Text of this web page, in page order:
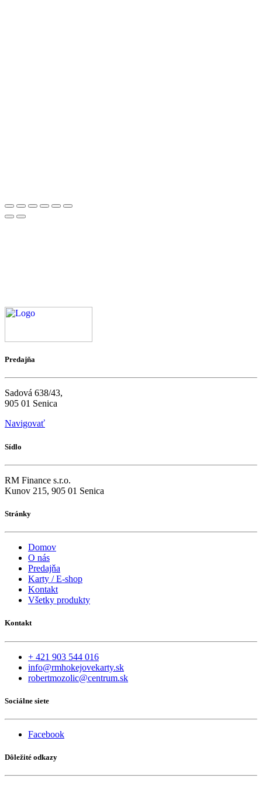
Predajňa
Sadová 638/43,
905 01 Senica
Navigovať
Sídlo
RM Finance s.r.o.
Kunov 215, 905 01 Senica
Stránky
Domov
O nás
Predajňa
Karty / E-shop
Kontakt
Všetky produkty
Kontakt
+ 421 903 544 016
info@rmhokejovekarty.sk
robertmozolic@centrum.sk
Sociálne siete
Facebook
Dôležité odkazy